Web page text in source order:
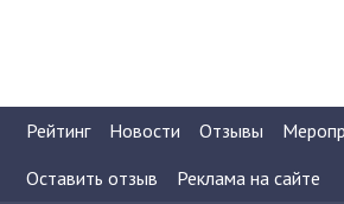
Рейтинг Новости Отзывы
Оставить отзыв
Реклама на сайте